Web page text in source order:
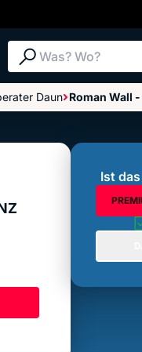
Suche: Was? Wo?
Daun Roman Wall
Ist